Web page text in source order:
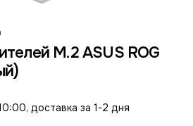
M.2 ASUS ROG
доставка за 1-2 дня